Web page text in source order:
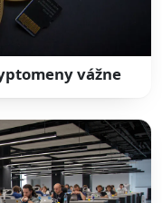
vážne